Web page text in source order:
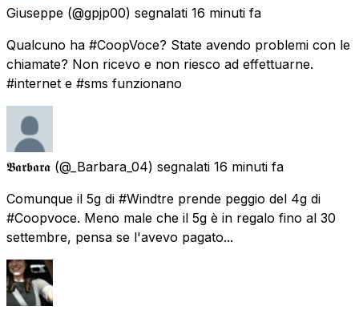
Giuseppe (@gpjp00) segnalati 16 minuti fa
Qualcuno ha #CoopVoce? State avendo problemi con le
chiamate? Non ricevo e non riesco ad effettuarne.
#internet e #sms funzionano
𝕭𝖆𝖗𝖇𝖆𝖗𝖆 (@_Barbara_04) segnalati 16 minuti fa
Comunque il 5g di #Windtre prende peggio del 4g di
#Coopvoce. Meno male che il 5g è in regalo fino al 30
settembre, pensa se l'avevo pagato...